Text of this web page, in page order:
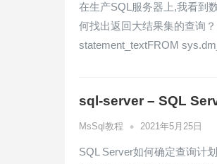
在生产SQL服务器上,我看到
何找出返回大结果集的查询
statement_textFROM
sql-server – SQL
MsSql教程 • 2021年5月25日
SQL Server如何确定查询计